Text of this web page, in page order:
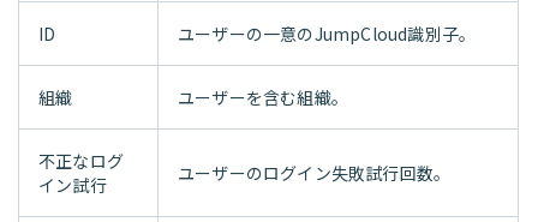
ID ユーザーの一意のJumpCloud識別子。
組織 ユーザーを含む組織。
不正なログ
イン試行
ユーザーのログイン失敗試行回数。